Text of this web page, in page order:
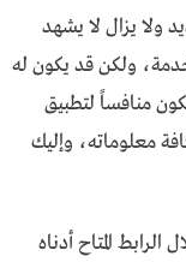
ولا يزال لا يشهد
ولكن قد يكون له
منافساً لتطبيق
معلوماته، وإليك